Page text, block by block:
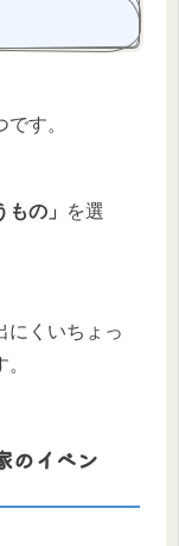
す。
の」
を選
にくいちょっ
のイベン